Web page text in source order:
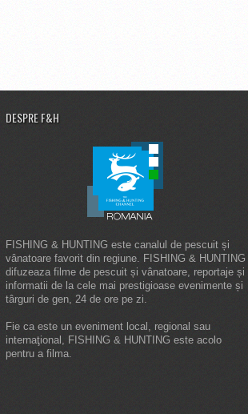
DESPRE F&H
FISHING & HUNTING este canalul de pescuit și
vânatoare favorit din regiune. FISHING & HUNTING
difuzeaza filme de pescuit și vânatoare, reportaje și
informatii de la cele mai prestigioase evenimente și
târguri de gen, 24 de ore pe zi.
Fie ca este un eveniment local, regional sau
internaţional, FISHING & HUNTING este acolo
pentru a filma.